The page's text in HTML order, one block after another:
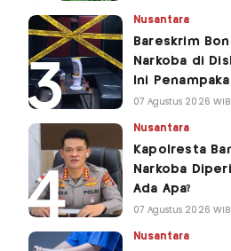
Nusantara
Bareskrim
Narkoba di
Ini
07 Agustus 2026 WIB
Nusantara
Kapolresta
Narkoba
Ada Apa?
07 Agustus 2026 WIB
Nusantara